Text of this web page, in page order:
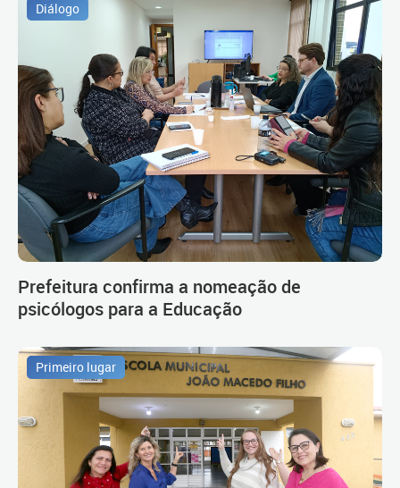
Diálogo
Prefeitura confirma a nomeação de
psicólogos para a Educação
Primeiro lugar